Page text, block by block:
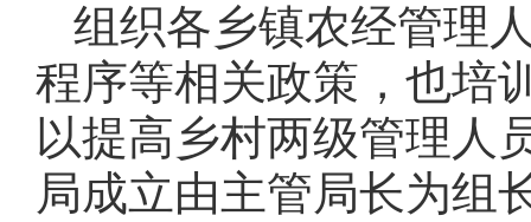
组织各乡镇农经管理
程序等相关政策，也培
以提高乡村两级管理人
局成立由主管局长为组